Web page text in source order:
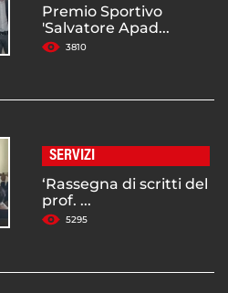
Premio Sportivo
'Salvatore Apad...
3810
SERVIZI
‘Rassegna di scritti del
prof. ...
5295